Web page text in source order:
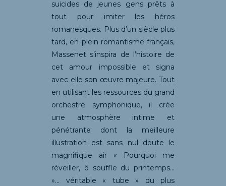
suicides de jeunes gens prêts à
tout pour imiter les héros
romanesques. Plus d’un siècle plus
tard, en plein romantisme français,
Massenet s’inspira de l’histoire de
cet amour impossible et signa
avec elle son œuvre majeure. Tout
en utilisant les ressources du grand
orchestre symphonique, il crée
une atmosphère intime et
pénétrante dont la meilleure
illustration est sans nul doute le
magnifique air « Pourquoi me
réveiller, ô souffle du printemps…
»… véritable « tube » du plus